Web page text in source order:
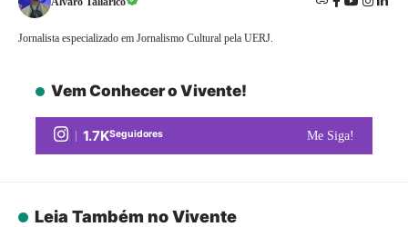
Jornalista especializado em Jornalismo Cultural pela UERJ.
Vem Conhecer o Vivente!
1.7KSeguidores Me Siga!
Leia Também no Vivente